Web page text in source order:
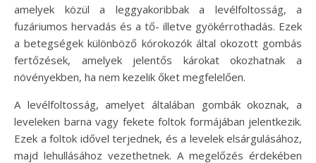
amelyek közül a leggyakoribbak a levélfoltosság, a
fuzáriumos hervadás és a tő- illetve gyökérrothadás. Ezek
a betegségek különböző kórokozók által okozott gombás
fertőzések, amelyek jelentős károkat okozhatnak a
növényekben, ha nem kezelik őket megfelelően.
A levélfoltosság, amelyet általában gombák okoznak, a
leveleken barna vagy fekete foltok formájában jelentkezik.
Ezek a foltok idővel terjednek, és a levelek elsárgulásához,
majd lehullásához vezethetnek. A megelőzés érdekében